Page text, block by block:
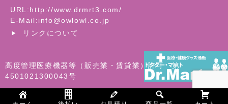
URL:http://www.drmrt3.com/
E-Mail:info@owlowl.co.jp
リンクについて
高度管理医療機器等（販売業・賃貸業）許可 第
4501021300043号
医療用品・医療機器の総合ショッピングモール| ドクター・マ